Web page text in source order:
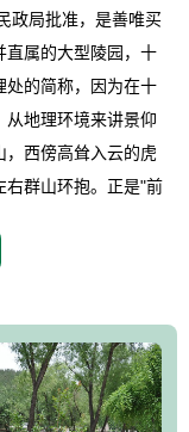
政局批准，是善唯买
直属的大型陵园，十
处的简称，因为在十
从地理环境来讲景仰
，西傍高耸入云的虎
右群山环抱。正是"前
闭，层峦叠翠，秋
隔山而望的正是著
区内草木茂盛，灵气
水的宝密形局。十三
归自然的首选墓葬之